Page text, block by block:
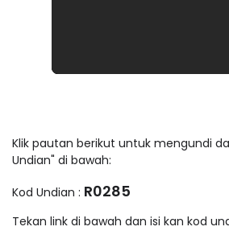
Klik pautan berikut untuk mengundi
Undian" di bawah:
Kod Undian : R0285
Tekan link di bawah dan isi kan kod